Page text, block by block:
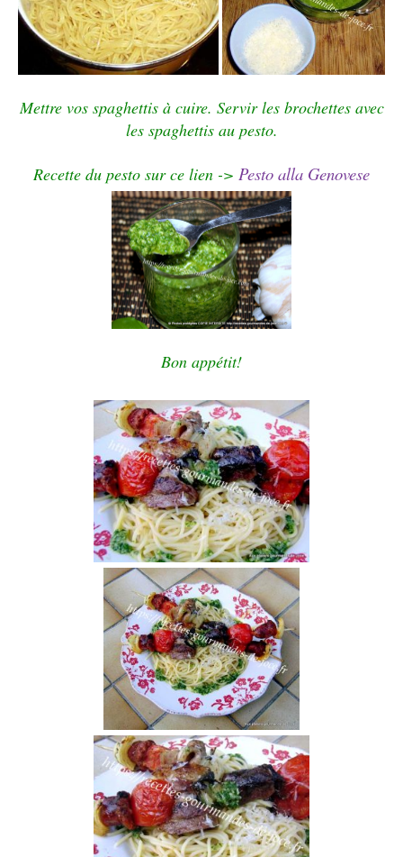
Mettre vos spaghettis à cuire. Servir les brochettes avec
les spaghettis au pesto.
Recette du pesto sur ce lien -> Pesto alla Genovese
Bon appétit!